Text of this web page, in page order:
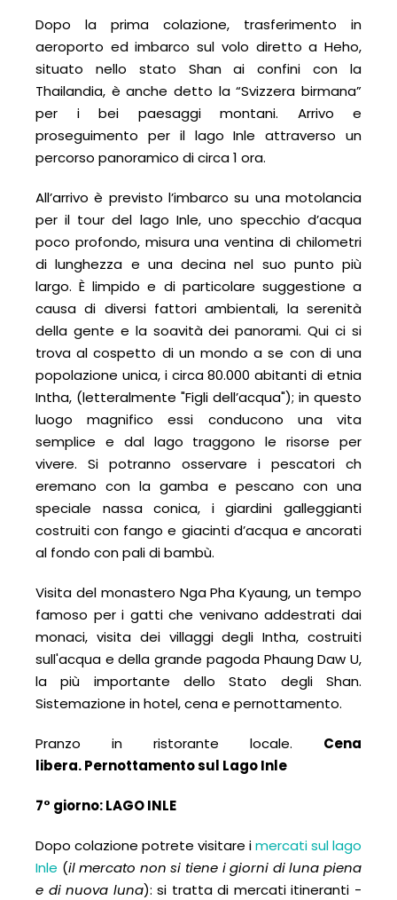
Dopo la prima colazione, trasferimento in
aeroporto ed imbarco sul volo diretto a Heho,
situato nello stato Shan ai confini con la
Thailandia, è anche detto la “Svizzera birmana”
per i bei paesaggi montani. Arrivo e
proseguimento per il lago Inle attraverso un
percorso panoramico di circa 1 ora.
All’arrivo è previsto l’imbarco su una motolancia
per il tour del lago Inle, uno specchio d’acqua
poco profondo, misura una ventina di chilometri
di lunghezza e una decina nel suo punto più
largo. È limpido e di particolare suggestione a
causa di diversi fattori ambientali, la serenità
della gente e la soavità dei panorami. Qui ci si
trova al cospetto di un mondo a se con di una
popolazione unica, i circa 80.000 abitanti di etnia
Intha, (letteralmente "Figli dell’acqua"); in questo
luogo magnifico essi conducono una vita
semplice e dal lago traggono le risorse per
vivere. Si potranno osservare i pescatori ch
eremano con la gamba e pescano con una
speciale nassa conica, i giardini galleggianti
costruiti con fango e giacinti d’acqua e ancorati
al fondo con pali di bambù.
Visita del monastero Nga Pha Kyaung, un tempo
famoso per i gatti che venivano addestrati dai
monaci, visita dei villaggi degli Intha, costruiti
sull'acqua e della grande pagoda Phaung Daw U,
la più importante dello Stato degli Shan.
Sistemazione in hotel, cena e pernottamento.
Pranzo in ristorante locale. Cena
libera.Pernottamentosul Lago Inle
7° giorno: LAGO INLE
Dopo colazione potrete visitare imercati sul lago
Inle (il mercato non si tiene i giorni di luna piena
e di nuova luna): si tratta di mercati itineranti -